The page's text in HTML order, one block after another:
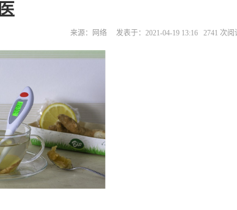
医
来源：网络 发表于：2021-04-19 13:16 2741 次阅